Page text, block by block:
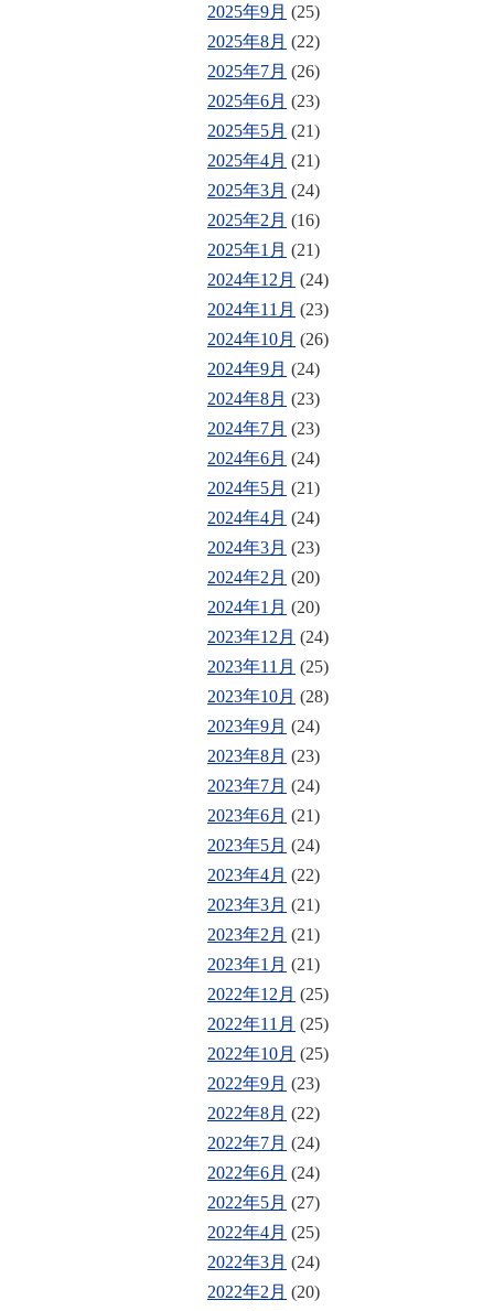
2025年9月 (25)
2025年8月 (22)
2025年7月 (26)
2025年6月 (23)
2025年5月 (21)
2025年4月 (21)
2025年3月 (24)
2025年2月 (16)
2025年1月 (21)
2024年12月 (24)
2024年11月 (23)
2024年10月 (26)
2024年9月 (24)
2024年8月 (23)
2024年7月 (23)
2024年6月 (24)
2024年5月 (21)
2024年4月 (24)
2024年3月 (23)
2024年2月 (20)
2024年1月 (20)
2023年12月 (24)
2023年11月 (25)
2023年10月 (28)
2023年9月 (24)
2023年8月 (23)
2023年7月 (24)
2023年6月 (21)
2023年5月 (24)
2023年4月 (22)
2023年3月 (21)
2023年2月 (21)
2023年1月 (21)
2022年12月 (25)
2022年11月 (25)
2022年10月 (25)
2022年9月 (23)
2022年8月 (22)
2022年7月 (24)
2022年6月 (24)
2022年5月 (27)
2022年4月 (25)
2022年3月 (24)
2022年2月 (20)